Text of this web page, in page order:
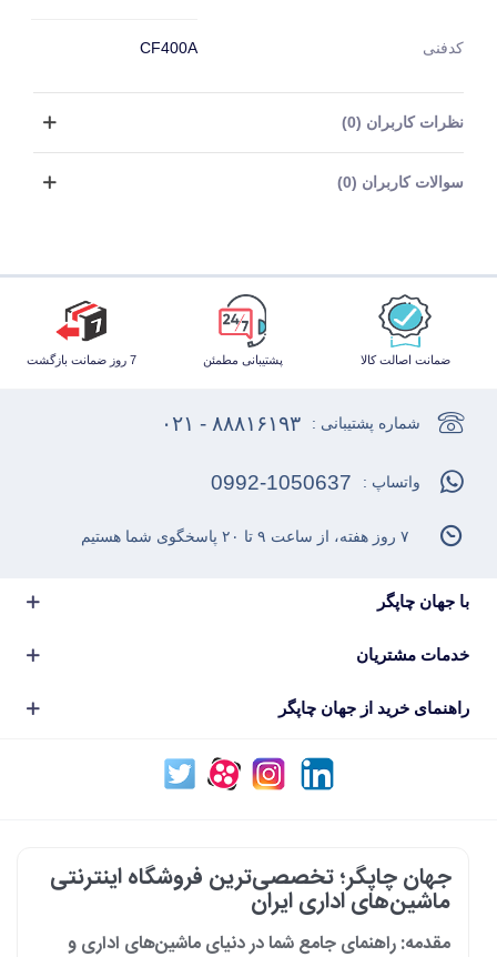
کدفنی CF400A
نظرات کاربران (0)
سوالات کاربران (0)
ضمانت اصالت کالا پشتیبانی مطمئن 7 روز ضمانت بازگشت
با جهان چاپگر
خدمات مشتریان
راهنمای خرید از جهان چاپگر
شماره پشتیبانی : ۸۸۸۱۶۱۹۳ - ۰۲۱
واتساپ : 0992-1050637
۷ روز هفته، از ساعت ۹ تا ۲۰ پاسخگوی شما هستیم
جهان چاپگر؛ تخصصی‌ترین فروشگاه اینترنتی
ماشین‌های اداری ایران
مقدمه: راهنمای جامع شما در دنیای ماشین‌های اداری و